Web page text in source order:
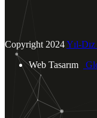
info@yildizmekanik.com
+90 (216) 540 40 73
Copyright 2024Yıl-
Web Tasarım